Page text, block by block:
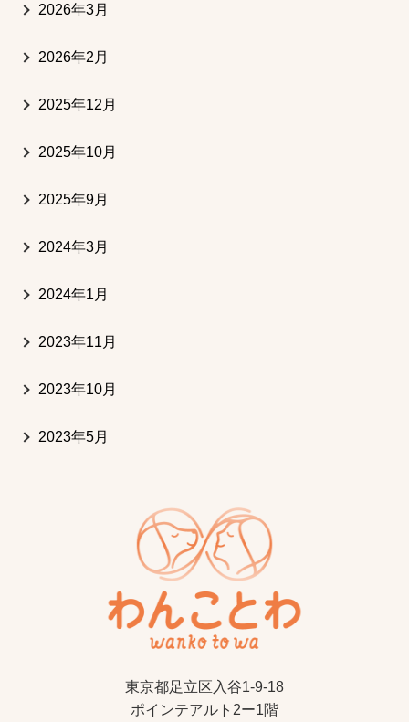
2026年3月
2026年2月
2025年12月
2025年10月
2025年9月
2024年3月
2024年1月
2023年11月
2023年10月
2023年5月
東京都足立区入谷1-9-18
ポインテアルト2ー1階